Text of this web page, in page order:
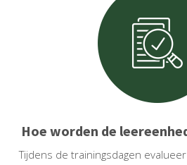
Hoe worden de
Tijdens de trainingsdagen